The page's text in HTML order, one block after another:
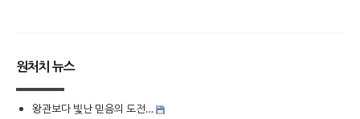
원처치 뉴스
왕관보다 빛난 믿음의 도전…